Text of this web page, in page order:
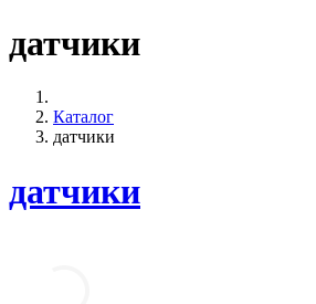
датчики
Каталог
датчики
датчики